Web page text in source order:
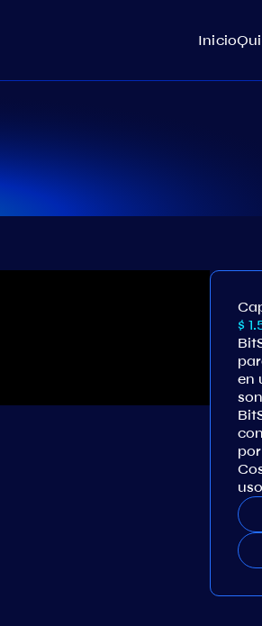
Inicio
$
en